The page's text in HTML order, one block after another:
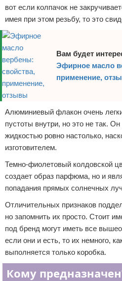
вот если колпачок не
имея при этом резьбу, то это
Вам будет
Эфирное масло
применение,
Алюминиевый флакон очень
пустоты внутри, но это не так.
жидкостью ровно настолько,
изготовителем.
Темно-фиолетовый колдовской
создает образ парфюма, но и
попадания прямых солнечных
Отличительных признаков
но запомнить их просто. Стоит
под бренд могут иметь все
если они и есть, то их немного,
выполняется только коробка.
Кому